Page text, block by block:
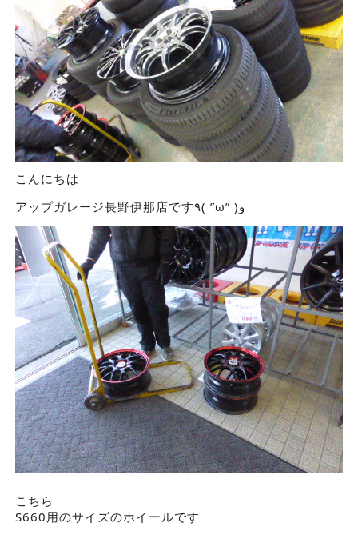
こんにちは
アップガレージ長野伊那店です٩( ”ω” )و
こちら
S660用のサイズのホイールです